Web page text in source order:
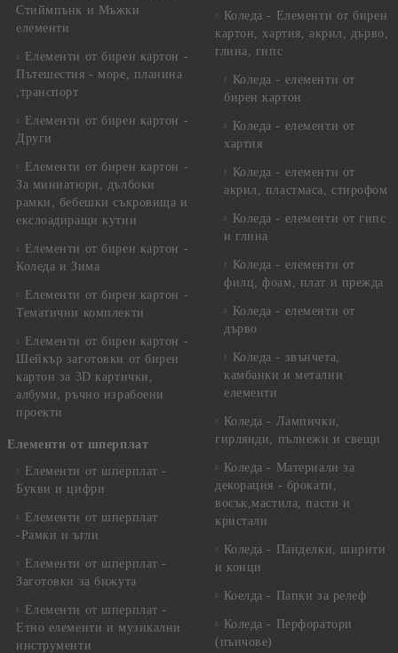
Стиймпънк и Мъжки
елементи
Елементи от бирен картон -
Пътешестия - море, планина
,транспорт
Елементи от бирен картон -
Други
Елементи от бирен картон -
За миниатюри, дълбоки
рамки, бебешки съкровища и
екслоадиращи кутии
Елементи от бирен картон -
Коледа и Зима
Елементи от бирен картон -
Тематични комплекти
Елементи от бирен картон -
Шейкър заготовки от бирен
картон за 3D картички,
албуми, ръчно израбоени
проекти
Елементи от шперплат
Елементи от шперплат -
Букви и цифри
Елементи от шперплат
-Рамки и ъгли
Елементи от шперплат -
Заготовки за бижута
Елементи от шперплат -
Етно елементи и музикални
инструменти
Коледа - Eлементи от бирен
картон, хартия, акрил, дърво,
глина, гипс
Коледа - елементи от
бирен картон
Коледа - елементи от
хартия
Коледа - елементи от
акрил, пластмаса, стирофом
Коледа - елементи от гипс
и глина
Коледа - елементи от
филц, фоам, плат и прежда
Коледа - елементи от
дърво
Коледа - звънчета,
камбанки и метални
елементи
Коледа - Лампички,
гирлянди, пълнежи и свещи
Коледа - Материали за
декорация - брокати,
восък,мастила, пасти и
кристали
Коледа - Панделки, ширити
и конци
Коелда - Папки за релеф
Коледа - Перфоратори
(пънчове)